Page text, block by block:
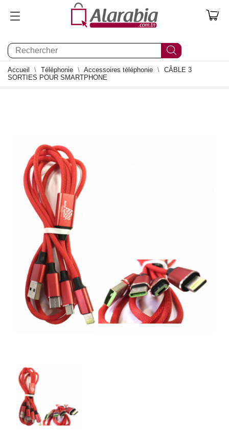
0
Accueil Téléphonie Accessoires téléphonie
CÂBLE 3
SORTIES POUR SMARTPHONE